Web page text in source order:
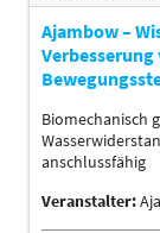
Referent:in
Sprache
Deutsch
Themen
BGM-
Ajambow –
Biomechanisch
anschlussfähig
Veranstalter: